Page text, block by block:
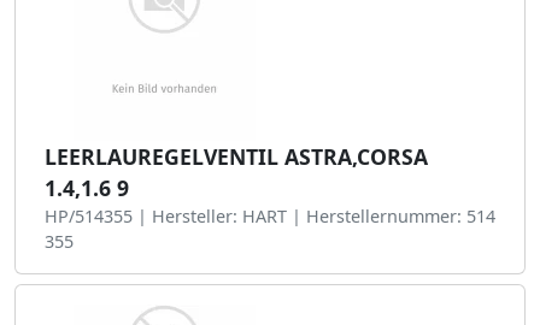
LEERLAUREGELVENTIL ASTRA,CORSA
1.4,1.6 9
HP/514355 | Hersteller: HART | Herstellernummer: 514
355